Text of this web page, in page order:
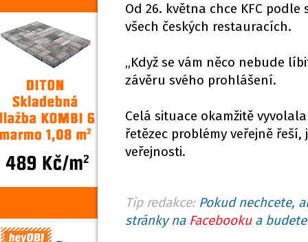
Od 26. května chce KFC
všech českých restauracích.
„Když se vám něco nebude
závěru svého prohlášení.
Celá situace okamžitě
řetězec problémy veřejně
veřejnosti.
Tip redakce: Pokud nechcete,
stránky na Facebookua budete